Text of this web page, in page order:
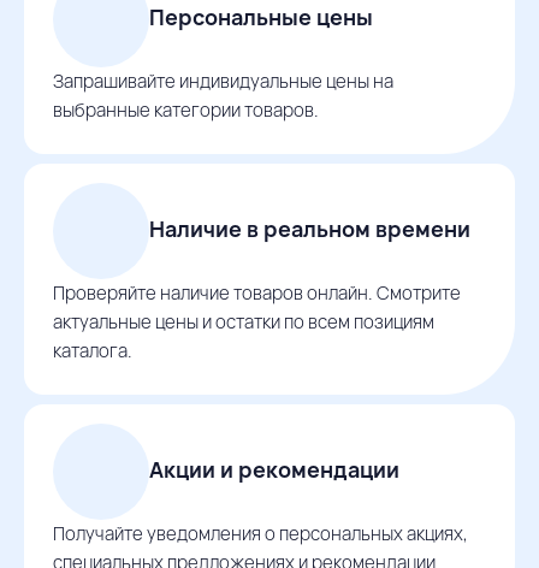
Персональные цены
Запрашивайте индивидуальные цены на
выбранные категории товаров.
Наличие в реальном времени
Проверяйте наличие товаров онлайн. Смотрите
актуальные цены и остатки по всем позициям
каталога.
Акции и рекомендации
Получайте уведомления о персональных акциях,
специальных предложениях и рекомендации